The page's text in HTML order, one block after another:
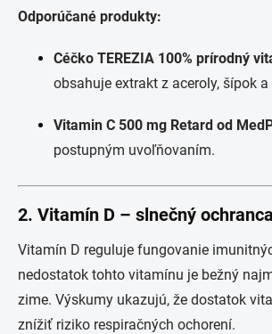
Odporúčané produkty:
Céčko TEREZIA 100% prírodný
obsahuje extrakt z aceroly, šípok
Vitamin C 500 mg Retard od
postupným uvoľňovaním.
2. Vitamín D – slnečný ochranca
Vitamín D reguluje fungovanie
nedostatok tohto vitamínu je bežný
zime. Výskumy ukazujú, že dostatok
znížiť riziko respiračných ochorení.